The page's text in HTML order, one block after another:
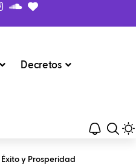
Decretos
Éxito y Prosperidad